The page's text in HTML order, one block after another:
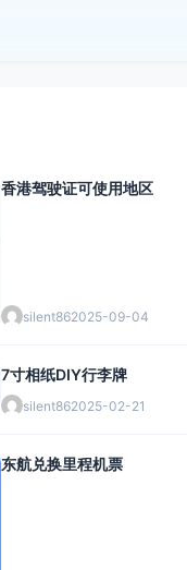
香港驾驶证可使用地区
silent862025-09-04
7寸相纸DIY行李牌
silent862025-02-21
东航兑换里程机票